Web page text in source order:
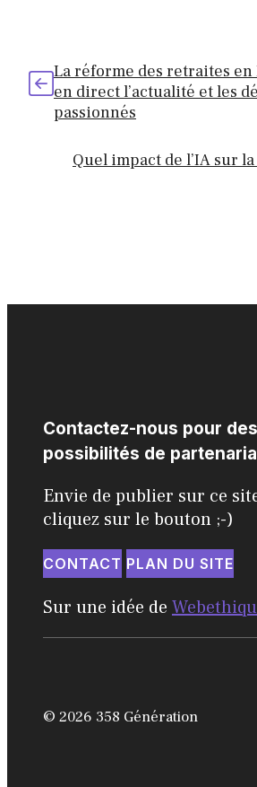
La réforme des retraites en
en direct l’actualité et les
passionnés
Quel impact de l’IA sur
Contactez-nous pour des
possibilités de
Envie de publier sur ce
cliquez sur le bouton ;-)
CONTACT PLAN DU SITE
Sur une idée de
© 2026 358 Génération